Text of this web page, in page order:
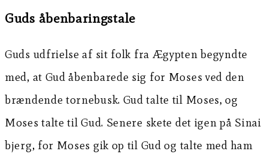
Guds åbenbaringstale
Guds udfrielse af sit folk fra Ægypten begyndte
med, at Gud åbenbarede sig for Moses ved den
brændende tornebusk. Gud talte til Moses, og
Moses talte til Gud. Senere skete det igen på Sinai
bjerg, for Moses gik op til Gud og talte med ham